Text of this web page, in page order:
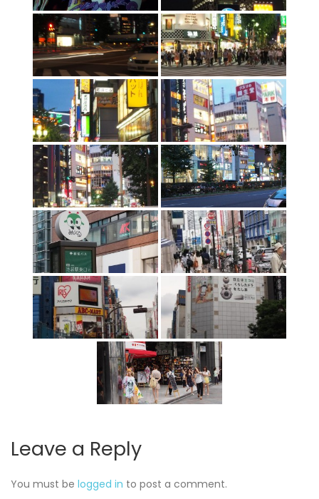
Leave a Reply
You must be logged in to post a comment.